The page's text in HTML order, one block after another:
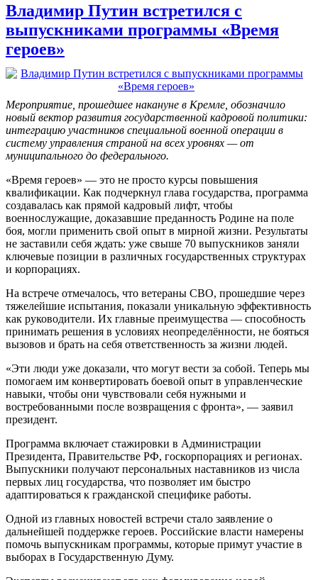
Владимир Путин встретился с
выпускниками программы «Время
героев»
Мероприятие, прошедшее накануне в Кремле, обозначило
новый вектор развития государственной кадровой политики:
интеграцию участников специальной военной операции в
систему управления страной на всех уровнях — от
муниципального до федерального.
«Время героев» — это не просто курсы повышения
квалификации. Как подчеркнул глава государства, программа
создавалась как прямой кадровый лифт, чтобы
военнослужащие, доказавшие преданность Родине на поле
боя, могли применить свой опыт в мирной жизни. Результаты
не заставили себя ждать: уже свыше 70 выпускников заняли
ключевые позиции в различных государственных структурах
и корпорациях.
На встрече отмечалось, что ветераны СВО, прошедшие через
тяжелейшие испытания, показали уникальную эффективность
как руководители. Их главные преимущества — способность
принимать решения в условиях неопределённости, не бояться
вызовов и брать на себя ответственность за жизни людей.
«Эти люди уже доказали, что могут вести за собой. Теперь мы
помогаем им конвертировать боевой опыт в управленческие
навыки, чтобы они чувствовали себя нужными и
востребованными после возвращения с фронта», — заявил
президент.
Программа включает стажировки в Администрации
Президента, Правительстве РФ, госкорпорациях и регионах.
Выпускники получают персональных наставников из числа
первых лиц государства, что позволяет им быстро
адаптироваться к гражданской специфике работы.
Одной из главных новостей встречи стало заявление о
дальнейшей поддержке героев. Российские власти намерены
помочь выпускникам программы, которые примут участие в
выборах в Государственную Думу.